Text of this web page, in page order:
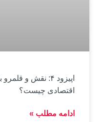
اپیزود ۴: نقش و
اقتصادی چیست؟
ادامه مطلب »